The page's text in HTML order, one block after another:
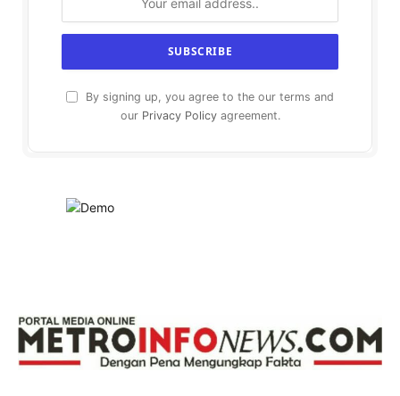
By signing up, you agree to the our terms and
our Privacy Policyagreement.